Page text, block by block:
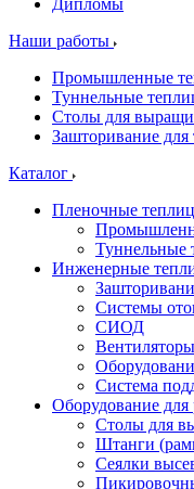
Дипломы
Наши работы
Промышленные
Туннельные
Столы для
Зашторивание для
Каталог
Пленочные
Туннельные
Инженерные
Системы
СИОД
Система
Оборудование для
Столы для
Штанги
Сеялки